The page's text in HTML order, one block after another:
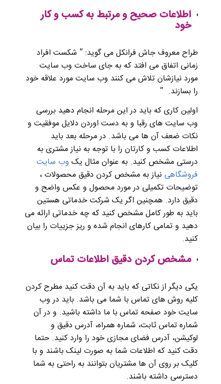
اطلاعات صحیح و مرتبط به کسب و کار
خود
طراح معروف جاش فرانکل می‌ گوید: ” شکست افراد
زمانی اتفاق می افتد که به جای ساخت وب سایت
مورد نیازشان تلاش می کنند وب سایت مورد علاقه خود
را بسازند. ”
اولین کاری که باید در این مرحله انجام دهید بررسی
وب سایت های رقبا و به دست اوردن دلایل موفقیت و
نکات ضعف آن ها می باشد. در مرحله بعد باید
اطلاعات کسب و کارتان را با توجه به نیاز مشتری به
درستی مشخص کنید. به عنوان مثال یک وب سایت
فروشگاهی نیاز به مشخص کردن دقیق محصولات ،
توضیحات تکمیلی در مورد محصول و عکس واضح و
دقیق دارد. همچنین اگر یک شرکت خدماتی هستین
باید به طور کامل مشخص کنید که چه خدماتی ارائه می
دهید و تمامی کارهای انجام شده و ریز جزییات را بیان
کنید.
مشخص کردن دقیق اطلاعات تماس
یکی دیگر از نکاتی که باید به آن دقت کنید مطرح کردن
کلیه روش های تماس با شما می باشد. باید در وب
سایت خود صفحه تماس با ما داشته باشید. و در آن
شماره تماس ثابت، شماره همراه، آدرس دقیق و
لوکیشن، آدرس فضای مجازی خود را وارد کنید. حتما
دقت کنید که اطلاعات شما به صورت لینک باشند و با
کلیک بر روی آن ها مشتریان بتوانند به راحتی به شما
دسترسی داشته باشند.